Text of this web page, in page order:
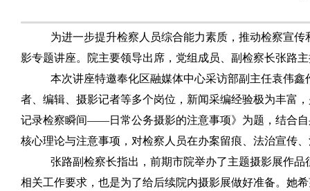
为进一步提升检察人员综合能力素质，推动检察宣
影专题讲座。院主要领导出席，党组成员、副检察长张路
本次讲座特邀奉化区融媒体中心采访部副主任袁伟
者、编辑、摄影记者等多个岗位，新闻采编经验极为丰富
记录检察瞬间——日常公务摄影的注意事项》为题，结合
核心理论与注意事项，对检察人员在办案留痕、法治宣传
张路副检察长指出，前期市院举办了主题摄影展作
相关工作要求，也是为了给后续院内摄影展做好准备。她